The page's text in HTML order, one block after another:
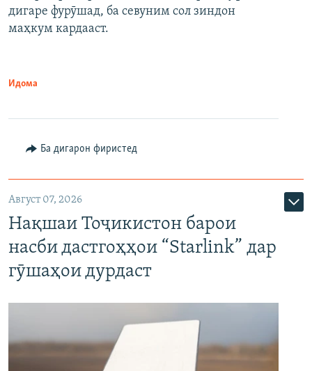
дигаре фурӯшад, ба севуним сол зиндон
маҳкум кардааст.
Идома
Ба дигарон фиристед
Август 07, 2026
Нақшаи Тоҷикистон барои
насби дастгоҳҳои “Starlink” дар
гӯшаҳои дурдаст